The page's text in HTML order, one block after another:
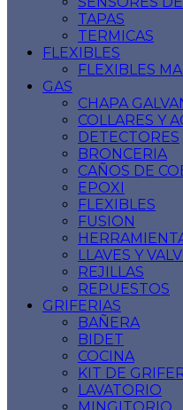
TAPAS
TERMICAS
FLEXIBLES
FLEXIBLES
GAS
CHAPA
COLLARES Y
DETECTORES
BRONCERIA
CAÑOS DE
EPOXI
FLEXIBLES
FUSION
LLAVES Y
REJILLAS
REPUESTOS
GRIFERIAS
BAÑERA
BIDET
COCINA
KIT DE
LAVATORIO